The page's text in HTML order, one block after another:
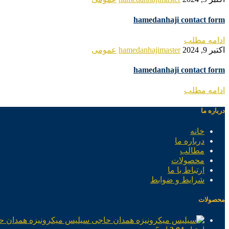
hamedanhaji contact form
ادامه مطلب
اکتبر 9, 2024
hamedanhajimaster عمومی
hamedanhaji contact form
ادامه مطلب
درباره ما
خانه
درباره ما
مطالب
محصولات
ارتباط با ما
شرایط و ضوابط
محصولات
سیلیس میکرونیزه همدان